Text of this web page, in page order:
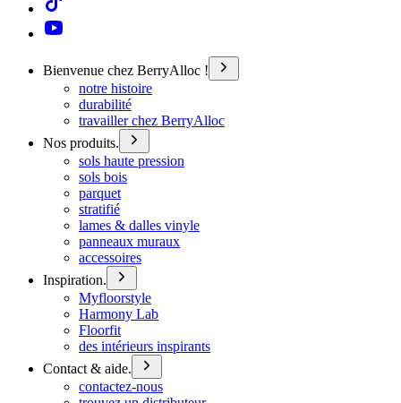
Bienvenue chez BerryAlloc !
notre histoire
durabilité
travailler chez BerryAlloc
Nos produits.
sols haute pression
sols bois
parquet
stratifié
lames & dalles vinyle
panneaux muraux
accessoires
Inspiration.
Myfloorstyle
Harmony Lab
Floorfit
des intérieurs inspirants
Contact & aide.
contactez-nous